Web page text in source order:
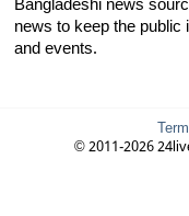
Bangladeshi news
news to keep the public
and events.
© 2011-2026